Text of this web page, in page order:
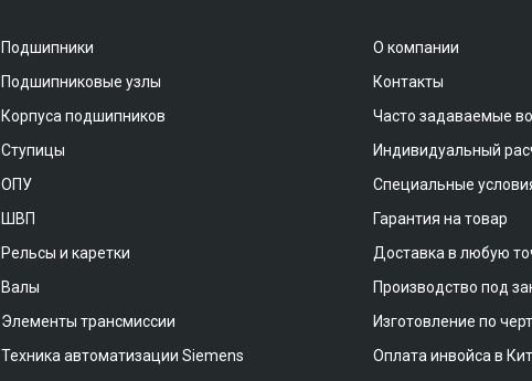
Подшипники
Подшипниковые узлы
Корпуса подшипников
Ступицы
ОПУ
ШВП
Рельсы и каретки
Валы
Элементы трансмиссии
Техника автоматизации Siemens
О компании
Контакты
Часто задаваемые
Индивидуальный
Специальные
Гарантия на товар
Доставка в любую
Производство под
Изготовление по
Оплата инвойса в